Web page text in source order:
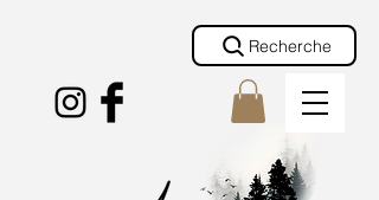
Recherche